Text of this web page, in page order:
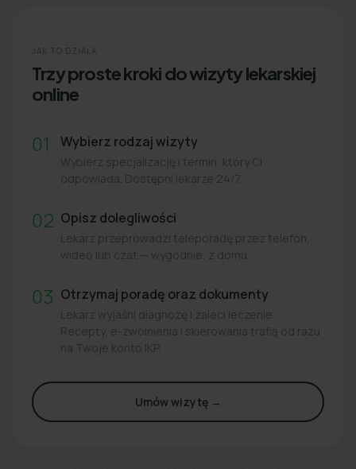
JAK TO DZIAŁA
Trzy proste kroki do wizyty lekarskiej
online
01 Wybierz rodzaj wizyty
Wybierz specjalizację i termin, który Ci
odpowiada. Dostępni lekarze 24/7.
02 Opisz dolegliwości
Lekarz przeprowadzi teleporadę przez telefon,
wideo lub czat — wygodnie, z domu.
03 Otrzymaj poradę oraz dokumenty
Lekarz wyjaśni diagnozę i zaleci leczenie.
Recepty, e-zwolnienia i skierowania trafią od razu
na Twoje konto IKP.
Umów wizytę →